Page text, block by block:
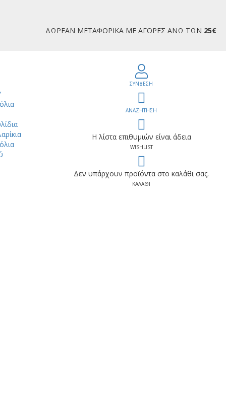
ΔΩΡΕΑΝ ΜΕΤΑΦΟΡΙΚΑ ΜΕ ΑΓΟΡΕΣ ΑΝΩ ΤΩΝ 25€
ΣΥΝΔΕΣΗ
ΑΝΑΖΗΤΗΣΗ
Η λίστα επιθυμιών είναι άδεια
WISHLIST
Δεν υπάρχουν προϊόντα στο καλάθι σας.
ΚΑΛΑΘΙ